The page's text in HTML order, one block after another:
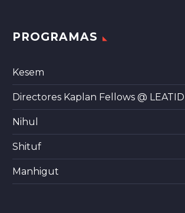
PROGRAMAS
Kesem
Directores Kaplan Fellows @ LEATID
Nihul
Shituf
Manhigut